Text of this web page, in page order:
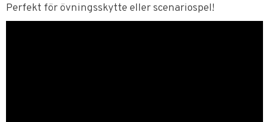
Perfekt för övningsskytte eller scenariospel!